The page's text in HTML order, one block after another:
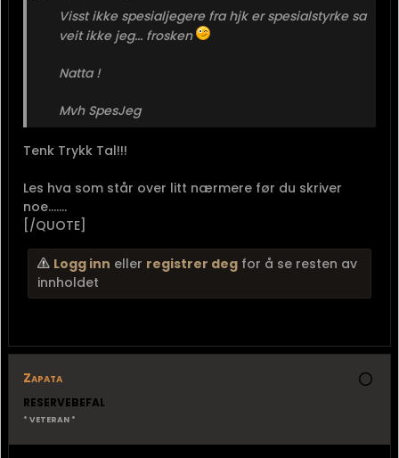
Visst ikke spesialjegere fra hjk er spesialstyrke sa
veit ikke jeg... frosken
Natta !
Mvh SpesJeg
Tenk Trykk Tal!!!
Les hva som står over litt nærmere før du skriver
noe.......
[/QUOTE]
Logg inn eller registrer deg for å se resten av
innholdet
Zapata
RESERVEBEFAL
* VETERAN *